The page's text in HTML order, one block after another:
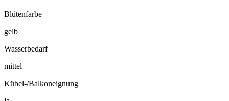
Blütenfarbe
gelb
Wasserbedarf
mittel
Kübel-/Balkoneignung